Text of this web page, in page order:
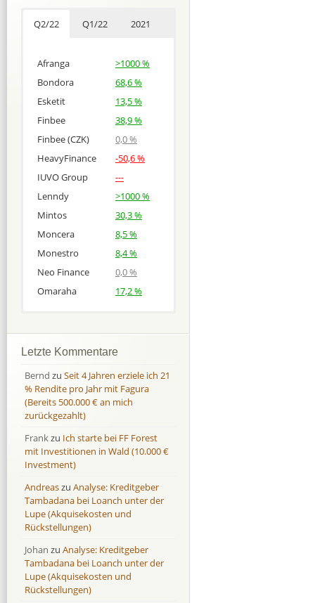
Q2/22 Q1/22 2021
Afranga
>1000 %
Bondora
68,6 %
Esketit
13,5 %
Finbee
38,9 %
Finbee (CZK)
0,0 %
HeavyFinance
-50,6 %
IUVO Group
---
Lenndy
>1000 %
Mintos
30,3 %
Moncera
8,5 %
Monestro
8,4 %
Neo Finance
0,0 %
Omaraha
17,2 %
Bondora
Finbee
43,2%
Finbee (CZK)
0,0 %
HeavyFinance
IUVO Group
-32,2 %
Lenndy
-314,6 %
Moncera
8,0 %
Monestro
9,1 %
Neo Finance
Omaraha
16,4 %
Bondora
Finbee
35,2%
Finbee (CZK)
0,0 %
HeavyFinance
IUVO Group
-55,0 %
Lenndy
146,5 %
Moncera
11,1 %
Monestro
>1000%
Neo Finance
Omaraha
18,0 %
Letzte Kommentare
Bernd zu Seit 4 Jahren erziele ich 21
% Rendite pro Jahr mit Fagura
(Bereits 500.000 € an mich
zurückgezahlt)
Frankzu Ich starte bei FF Forest
mit Investitionen in Wald (10.000 €
Investment)
Andreaszu Analyse: Kreditgeber
Tambadana bei Loanch unter der
Lupe (Akquisekosten und
Rückstellungen)
Johan zu Analyse: Kreditgeber
Tambadana bei Loanch unter der
Lupe (Akquisekosten und
Rückstellungen)